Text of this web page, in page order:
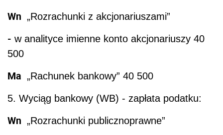
Wn „Rozrachunki z akcjonariuszami”
- w analityce imienne konto akcjonariuszy 40
500
Ma „Rachunek bankowy” 40 500
5. Wyciąg bankowy (WB) - zapłata podatku:
Wn „Rozrachunki publicznoprawne”